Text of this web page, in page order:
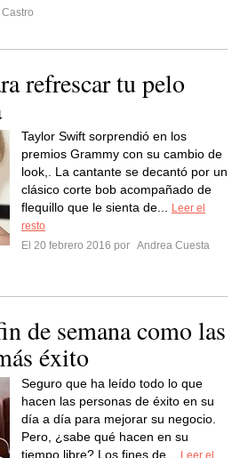
refrescar tu pelo
Taylor Swift sorprendió en los
premios Grammy con su cambio de
look,. La cantante se decantó por un
clásico corte bob acompañado de
flequillo que le sienta de...
Leer el
resto
El 20 febrero 2016 por Andrea Cuesta
de semana como las
éxito
Seguro que ha leído todo lo que
hacen las personas de éxito en su
día a día para mejorar su negocio.
Pero, ¿sabe qué hacen en su
tiempo libre? Los fines de...
Leer el